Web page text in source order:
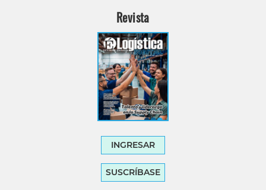
Revista
INGRESAR
SUSCRÍBASE